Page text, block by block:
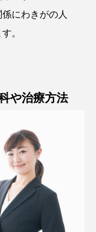
にわきがの人
。
や治療方法